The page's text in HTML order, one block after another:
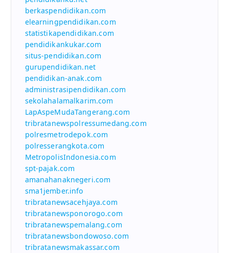
berkaspendidikan.com
elearningpendidikan.com
statistikapendidikan.com
pendidikankukar.com
situs-pendidikan.com
gurupendidikan.net
pendidikan-anak.com
administrasipendidikan.com
sekolahalamalkarim.com
LapAspeMudaTangerang.com
tribratanewspolressumedang.com
polresmetrodepok.com
polresserangkota.com
MetropolisIndonesia.com
spt-pajak.com
amanahanaknegeri.com
sma1jember.info
tribratanewsacehjaya.com
tribratanewsponorogo.com
tribratanewspemalang.com
tribratanewsbondowoso.com
tribratanewsmakassar.com